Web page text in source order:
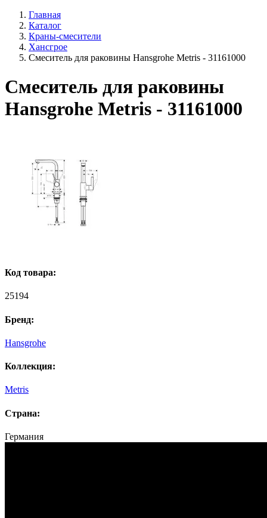
Главная
Каталог
Краны-смесители
Хансгрое
Смеситель для раковины Hansgrohe Metris - 31161000
Смеситель для раковины
Hansgrohe Metris - 31161000
Код товара:
25194
Бренд:
Hansgrohe
Коллекция:
Metris
Страна:
Германия